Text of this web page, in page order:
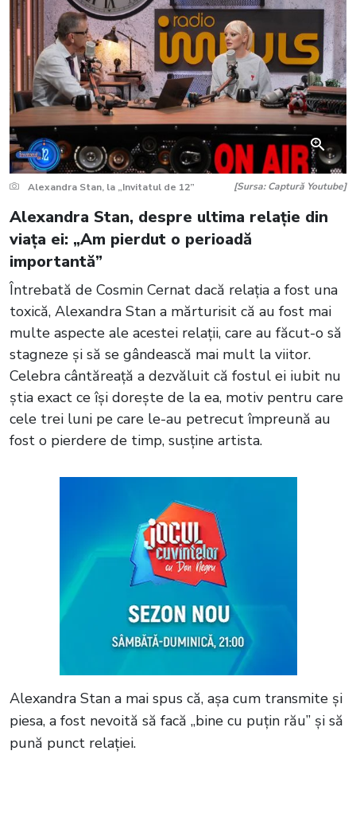
Alexandra Stan, la „Invitatul de 12” [Sursa: Captură Youtube]
Alexandra Stan, despre ultima relație din
viața ei: „Am pierdut o perioadă
importantă”
Întrebată de Cosmin Cernat dacă relația a fost una
toxică, Alexandra Stan a mărturisit că au fost mai
multe aspecte ale acestei relații, care au făcut-o să
stagneze și să se gândească mai mult la viitor.
Celebra cântăreață a dezvăluit că fostul ei iubit nu
știa exact ce își dorește de la ea, motiv pentru care
cele trei luni pe care le-au petrecut împreună au
fost o pierdere de timp, susține artista.
Alexandra Stan a mai spus că, așa cum transmite și
piesa, a fost nevoită să facă „bine cu puțin rău” și să
pună punct relației.